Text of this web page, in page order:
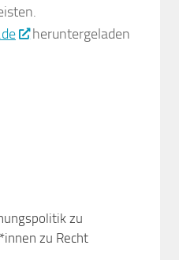
heruntergeladen
zu
zu Recht